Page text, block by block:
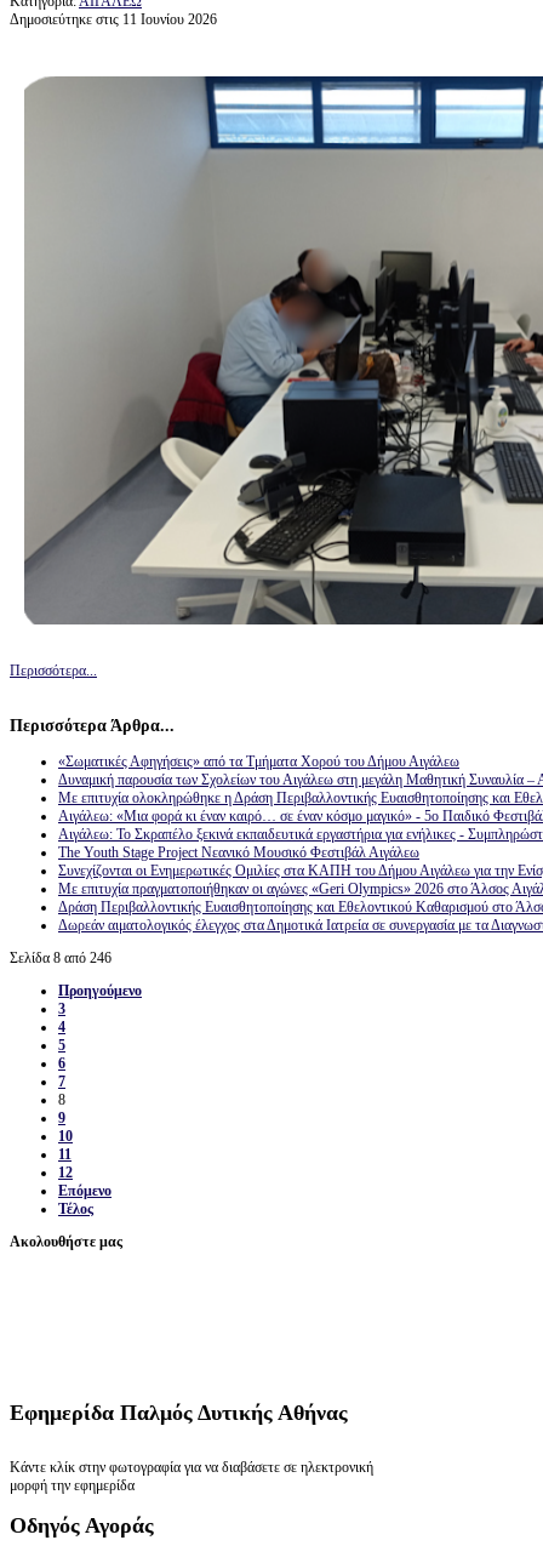
Δημοσιεύτηκε στις 11 Ιουνίου 2026
Περισσότερα...
Περισσότερα Άρθρα...
«Σωματικές Αφηγήσεις» από τα Τμήματα Χορού του Δήμου Αιγάλεω
Δυναμική παρουσία των Σχολείων του Αιγάλεω στη μεγάλη Μαθητική Συναυλία
Με επιτυχία ολοκληρώθηκε η Δράση Περιβαλλοντικής Ευαισθητοποίησης και
Αιγάλεω: «Μια φορά κι έναν καιρό… σε έναν κόσμο μαγικό» - 5ο Παιδικό
Αιγάλεω: Το Σκραπέλο ξεκινά εκπαιδευτικά εργαστήρια για ενήλικες -
The Youth Stage Project Νεανικό Μουσικό Φεστιβάλ Αιγάλεω
Συνεχίζονται οι Ενημερωτικές Ομιλίες στα ΚΑΠΗ του Δήμου Αιγάλεω για την
Με επιτυχία πραγματοποιήθηκαν οι αγώνες «Geri Olympics» 2026 στο Άλσος
Δράση Περιβαλλοντικής Ευαισθητοποίησης και Εθελοντικού Καθαρισμού στο
Δωρεάν αιματολογικός έλεγχος στα Δημοτικά Ιατρεία σε συνεργασία με τα
Σελίδα 8 από 246
Προηγούμενο
3
4
5
6
7
8
9
10
11
12
Επόμενο
Τέλος
Ακολουθήστε μας
Εφημερίδα Παλμός Δυτικής Αθήνας
Κάντε κλίκ στην φωτογραφία για να διαβάσετε σε ηλεκτρονική
μορφή την εφημερίδα
Οδηγός Αγοράς